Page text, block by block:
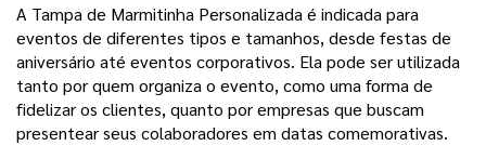
A Tampa de Marmitinha Personalizada é indicada para
eventos de diferentes tipos e tamanhos, desde festas de
aniversário até eventos corporativos. Ela pode ser utilizada
tanto por quem organiza o evento, como uma forma de
fidelizar os clientes, quanto por empresas que buscam
presentear seus colaboradores em datas comemorativas.